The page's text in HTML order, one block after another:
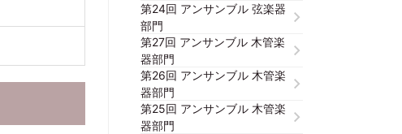
第24回 アンサンブル 弦楽器
部門
第27回 アンサンブル 木管楽
器部門
第26回 アンサンブル 木管楽
器部門
第25回 アンサンブル 木管楽
器部門